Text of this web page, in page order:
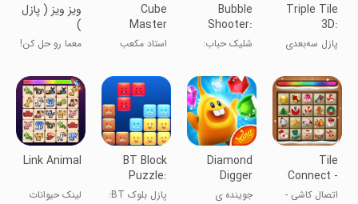
Triple Tile
3D:
Connect
Puzzle
پازل سه‌بعدی
کاشی‌ها
Bubble
Shooter:
Egg Shoot
شلیک حباب:
حباب
Cube
Master
3D®:Matching
استاد مکعب
ویز ویز ( پازل
)
معما رو حل کن!
Tile
Connect -
Matching
اتصال کاشی -
Diamond
Digger
Saga
جوینده ی
BT Block
Puzzle:
Block Blastپازل بلوک BT:
Link Animal
لینک حیوانات